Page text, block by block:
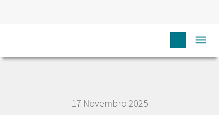
NOVO MÉTODO DE AUTENTICAÇÃO NA APP E PORTAL BEM-ME-KER
17 Novembro 2025